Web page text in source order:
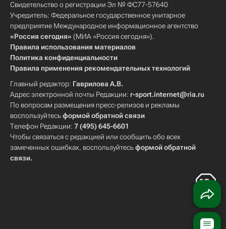
Свидетельство о регистрации Эл № ФС77-57640
Учредитель: Федеральное государственное унитарное
предприятие Международное информационное агентство
«Россия сегодня» (МИА «Россия сегодня»).
Правила использования материалов
Политика конфиденциальности
Правила применения рекомендательных технологий
Главный редактор: Гаврилова А.В.
Адрес электронной почты Редакции: r-sport.internet@ria.ru
По вопросам размещения пресс-релизов и рекламы
воспользуйтесьформой обратной связи
Телефон Редакции: 7 (495) 645-6601
Чтобы связаться с редакцией или сообщить обо всех
замеченных ошибках, воспользуйтесьформой обратной
связи.